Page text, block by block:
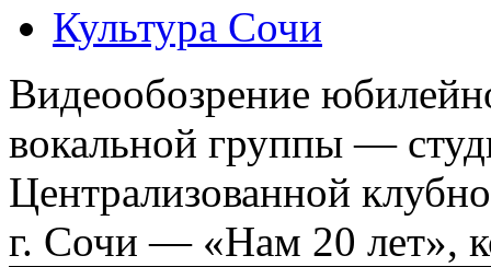
Культура Сочи
Видеообозрение
вокальной группы —
Централизованной
г. Сочи — «Нам 20 лет»,